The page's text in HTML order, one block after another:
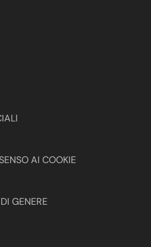
AI COOKIE
GENERE